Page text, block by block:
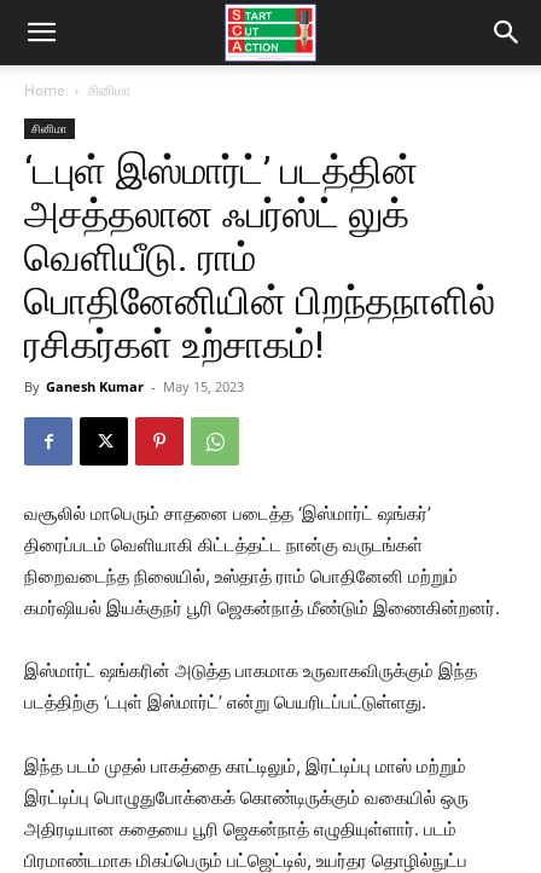
Home சினிமா
சினிமா
‘டபுள் இஸ்மார்ட்’ படத்தின்
அசத்தலான ஃபர்ஸ்ட் லுக்
வெளியீடு. ராம்
பொதினேனியின் பிறந்தநாளில்
ரசிகர்கள் உற்சாகம்!
By Ganesh Kumar - May 15, 2023
வசூலில் மாபெரும் சாதனை படைத்த ‘இஸ்மார்ட் ஷங்கர்’
திரைப்படம் வெளியாகி கிட்டத்தட்ட நான்கு வருடங்கள்
நிறைவடைந்த நிலையில், உஸ்தாத் ராம் பொதினேனி மற்றும்
கமர்ஷியல் இயக்குநர் பூரி ஜெகன்நாத் மீண்டும் இணைகின்றனர்.
இஸ்மார்ட் ஷங்கரின் அடுத்த பாகமாக உருவாகவிருக்கும் இந்த
படத்திற்கு ‘டபுள் இஸ்மார்ட்’ என்று பெயரிடப்பட்டுள்ளது.
இந்த படம் முதல் பாகத்தை காட்டிலும், இரட்டிப்பு மாஸ் மற்றும்
இரட்டிப்பு பொழுதுபோக்கைக் கொண்டிருக்கும் வகையில் ஒரு
அதிரடியான கதையை பூரி ஜெகன்நாத் எழுதியுள்ளார். படம்
பிரமாண்டமாக மிகப்பெரும் பட்ஜெட்டில், உயர்தர தொழில்நுட்ப